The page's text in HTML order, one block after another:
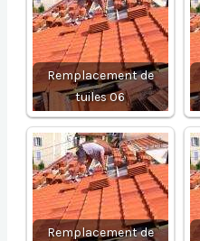
Remplacement de
tuiles 06
Remplacement de